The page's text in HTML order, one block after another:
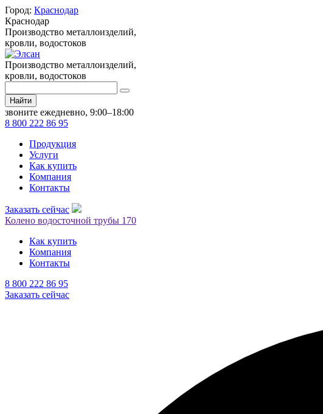
Город: Краснодар
Краснодар
Производство металлоизделий,
кровли, водостоков
Производство металлоизделий,
кровли, водостоков
Найти
звоните ежедневно, 9:00–18:00
8 800 222 86 95
Продукция
Услуги
Как купить
Компания
Контакты
Заказать сейчас
Колено водосточной трубы 170
Как купить
Компания
Контакты
8 800 222 86 95
Заказать сейчас